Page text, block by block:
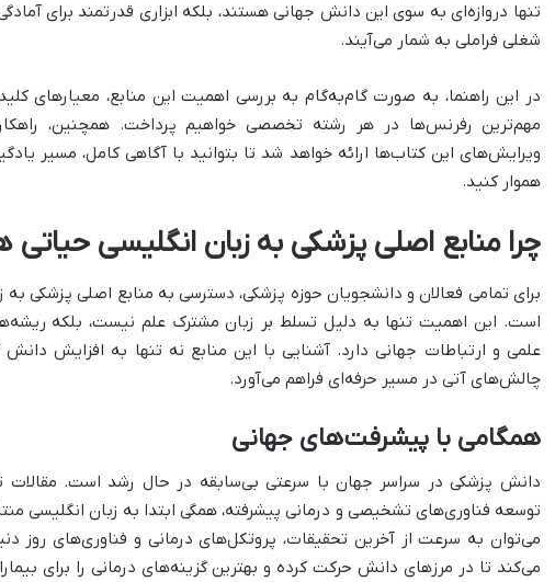
تنها دروازه‌ای به سوی این دانش جهانی هستند، بلکه ابزاری قدرتمند برای
شغلی فراملی به شمار می‌آیند.
در این راهنما، به صورت گام‌به‌گام به بررسی اهمیت این منابع، معیارهای
مهم‌ترین رفرنس‌ها در هر رشته تخصصی خواهیم پرداخت. همچنین،
ویرایش‌های این کتاب‌ها ارائه خواهد شد تا بتوانید با آگاهی کامل، مسیر
هموار کنید.
چرا منابع اصلی پزشکی به زبان انگلیسی
برای تمامی فعالان و دانشجویان حوزه پزشکی، دسترسی به منابع اصلی پزشکی به
است. این اهمیت تنها به دلیل تسلط بر زبان مشترک علم نیست، بلکه
علمی و ارتباطات جهانی دارد. آشنایی با این منابع نه تنها به افزایش دانش
چالش‌های آتی در مسیر حرفه‌ای فراهم می‌آورد.
همگامی با پیشرفت‌های جهانی
دانش پزشکی در سراسر جهان با سرعتی بی‌سابقه در حال رشد است. مقالات
توسعه فناوری‌های تشخیصی و درمانی پیشرفته، همگی ابتدا به زبان انگلیسی
می‌توان به سرعت از آخرین تحقیقات، پروتکل‌های درمانی و فناوری‌های روز
می‌کند تا در مرزهای دانش حرکت کرده و بهترین گزینه‌های درمانی را برای